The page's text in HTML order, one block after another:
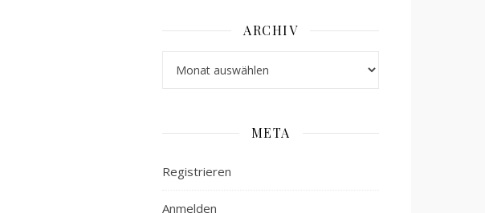
ARCHIV
META
Registrieren
Anmelden